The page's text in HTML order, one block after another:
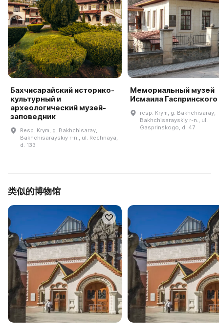
Бахчисарайский историко-
культурный и
археологический музей-
заповедник
Resp. Krym, g. Bakhchisaray,
Bakhchisarayskiy r-n., ul. Rechnaya,
d. 133
Мемориальный музей
Исмаила Гаспринского
resp. Krym, g. Bakhchisaray,
Bakhchisarayskiy r-n., ul.
Gasprinskogo, d. 47
类似的博物馆